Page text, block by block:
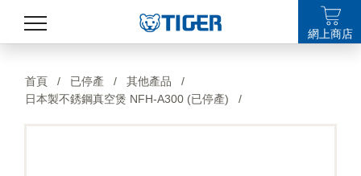
最新消息
網上商店
首頁 / 已停產 / 其他產品
/
日本製不銹鋼真空煲 NFH-A300 (已停產)
/